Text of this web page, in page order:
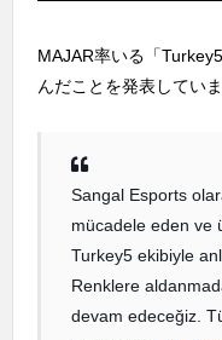
MAJAR率いる「
んだことを発表していま
Sangal Esports
mücadele eden ve
Turkey5 ekibiyle
Renklere
devam edeceğiz.